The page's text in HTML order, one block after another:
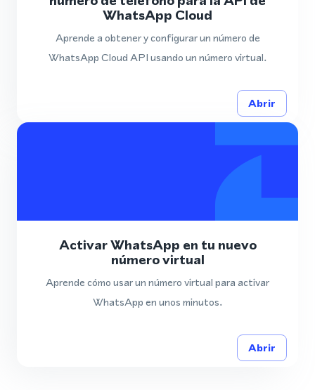
WhatsApp Cloud
Aprende a obtener y configurar un número de
WhatsApp Cloud API usando un número virtual.
Abrir
Activar WhatsApp en tu nuevo
número virtual
Aprende cómo usar un número virtual para activar
WhatsApp en unos minutos.
Abrir